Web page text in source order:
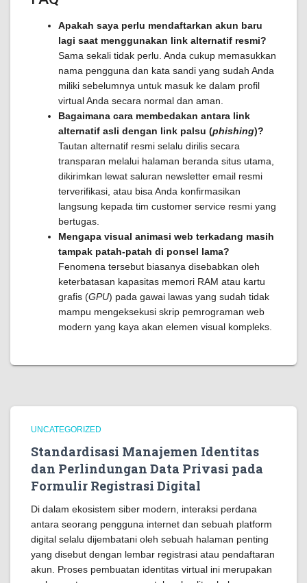
Apakah saya perlu mendaftarkan akun baru
lagi saat menggunakan link alternatif resmi?
Sama sekali tidak perlu. Anda cukup memasukkan
nama pengguna dan kata sandi yang sudah Anda
miliki sebelumnya untuk masuk ke dalam profil
virtual Anda secara normal dan aman.
Bagaimana cara membedakan antara link
alternatif asli dengan link palsu (phishing)?
Tautan alternatif resmi selalu dirilis secara
transparan melalui halaman beranda situs utama,
dikirimkan lewat saluran newsletter email resmi
terverifikasi, atau bisa Anda konfirmasikan
langsung kepada tim customer service resmi yang
bertugas.
Mengapa visual animasi web terkadang masih
tampak patah-patah di ponsel lama?
Fenomena tersebut biasanya disebabkan oleh
keterbatasan kapasitas memori RAM atau kartu
grafis (GPU) pada gawai lawas yang sudah tidak
mampu mengeksekusi skrip pemrograman web
modern yang kaya akan elemen visual kompleks.
UNCATEGORIZED
Standardisasi Manajemen Identitas
dan Perlindungan Data Privasi pada
Formulir Registrasi Digital
Di dalam ekosistem siber modern, interaksi perdana
antara seorang pengguna internet dan sebuah platform
digital selalu dijembatani oleh sebuah halaman penting
yang disebut dengan lembar registrasi atau pendaftaran
akun. Proses pembuatan identitas virtual ini merupakan